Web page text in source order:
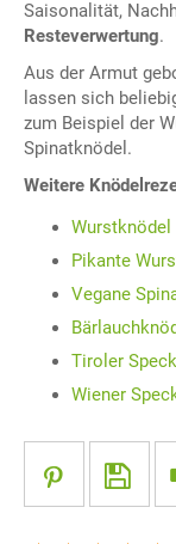
Saisonalität,
Resteverwertung.
Aus der Armut
lassen sich
zum Beispiel der
Spinatknödel.
Weitere
Wurstknödel
Pikante
Vegane
Tiroler
Wiener